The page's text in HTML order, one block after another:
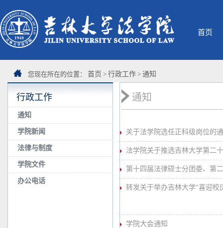
首页
您现在所在的位置： 首页 > 行政工作 > 通知
行政工作
通知
学院新闻
法律与制度
学院文件
办公电话
通知
关于法学院选任正科级岗位的
法学院关于推选吉林大学第二
第十四届法律硕士分团委、第
转发关于举办吉林大学“喜迎
学院大会通知